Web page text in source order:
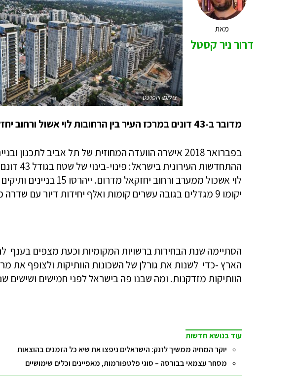
מאת
דרור ניר קסטל
צילום: ויופוינט
מדובר ב-43 דונים במרכז העיר בין הרחובות לוי אשול ורחוב יחזקאל
בפברואר 2018 אישרה הוועדה המחוזית של תל אביב
ההתחדשות
יקומו 9 מגדלים בגובה עשרים קומות ואלף יחידות דיור עם שדרה מסחרית.
הסתיימה שנת הבחירות ברשויות המקומיות וכעת מצפים בענף
הארץ -כדי לשנות את גורלן של השכונות הוותיקות ולצופף את
הוותיקות מזדקנות. ומה שבנו פה בישראל לפני חמישים ושישים
עוד בנושא חדשות
יוקר המחיה ממשיך לזנק: הישראלים ניפצו את שיא כל הזמנים בהוצאות
מסחר עצמאי בבורסה – סוגי פלטפורמות, מאפיינים וכלים שימושיים